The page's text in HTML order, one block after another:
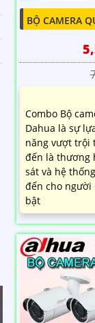
BỘ CAMERA
Combo Bộ
Dahua là sự
năng vượt trội
đến là thương
sát và hệ
đến cho
bật